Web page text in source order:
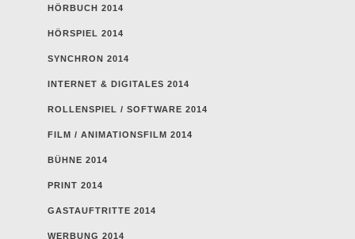
HÖRBUCH 2014
HÖRSPIEL 2014
SYNCHRON 2014
INTERNET & DIGITALES 2014
ROLLENSPIEL / SOFTWARE 2014
FILM / ANIMATIONSFILM 2014
BÜHNE 2014
PRINT 2014
GASTAUFTRITTE 2014
WERBUNG 2014